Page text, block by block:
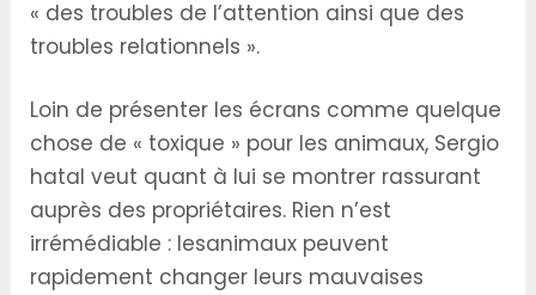
« des troubles de l’attention ainsi que des
troubles relationnels ».
Loin de présenter les écrans comme quelque
chose de « toxique » pour les animaux, Sergio
hatal veut quant à lui se montrer rassurant
auprès des propriétaires. Rien n’est
irrémédiable : lesanimaux peuvent
rapidement changer leurs mauvaises